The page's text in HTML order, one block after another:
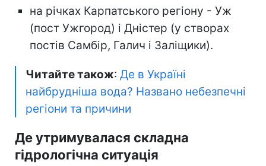
на річках Карпатського регіону - Уж
(пост Ужгород) і Дністер (у створах
постів Самбір, Галич і Заліщики).
Читайте також: Де в Україні
найбрудніша вода? Названо небезпечні
регіони та причини
Де утримувалася складна
гідрологічна ситуація